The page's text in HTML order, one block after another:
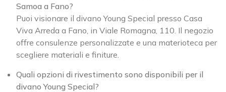
Samoa a Fano?
Puoi visionare il divano Young Special presso Casa
Viva Arreda a Fano, in Viale Romagna, 110. Il negozio
offre consulenze personalizzate e una materioteca per
scegliere materiali e finiture.
Quali opzioni di rivestimento sono disponibili per il
divano Young Special?